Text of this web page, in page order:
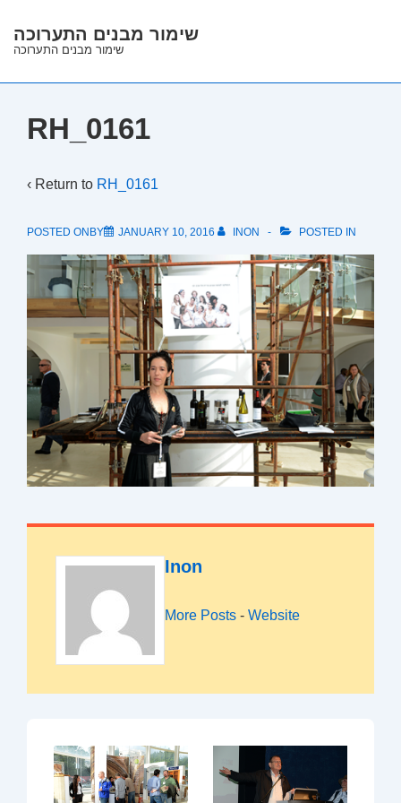
Skip
Main
שימור מבנים התערוכה
שימור מבנים התערוכה
RH_0161
‹ Return to RH_0161
POSTED ONBY JANUARY 10, 2016 INON POSTED IN
Inon
More Posts - Website